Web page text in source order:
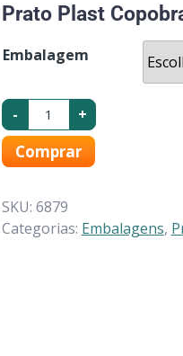
Prato Plast
Embalagem
- +
Comprar
SKU: 6879
Categorias: Embalagens,